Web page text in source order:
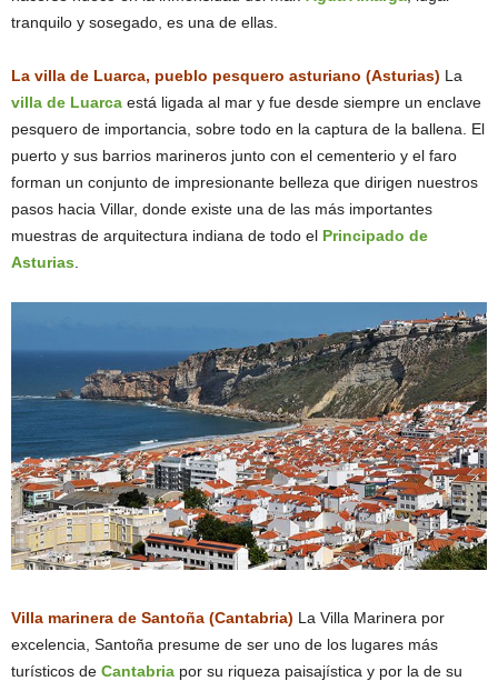
tranquilo y sosegado, es una de ellas.
La villa de Luarca, pueblo pesquero asturiano (Asturias) La
villa de Luarca está ligada al mar y fue desde siempre un enclave
pesquero de importancia, sobre todo en la captura de la ballena. El
puerto y sus barrios marineros junto con el cementerio y el faro
forman un conjunto de impresionante belleza que dirigen nuestros
pasos hacia Villar, donde existe una de las más importantes
muestras de arquitectura indiana de todo el Principado de
Asturias.
Villa marinera de Santoña (Cantabria) La Villa Marinera por
excelencia, Santoña presume de ser uno de los lugares más
turísticos de Cantabria por su riqueza paisajística y por la de su